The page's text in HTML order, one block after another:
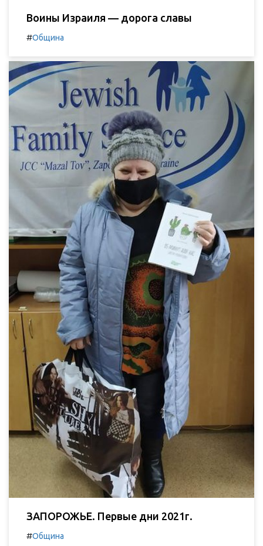
Воины Израиля — дорога славы
#Община
ЗАПОРОЖЬЕ. Первые дни 2021г.
#Община